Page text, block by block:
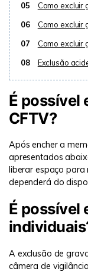
05
Como excluir
06
Como excluir
07
Como excluir
08
Exclusão
É possível
CFTV?
Após encher a
apresentados
liberar espaço
dependerá do
É possível
A exclusão de
câmera de